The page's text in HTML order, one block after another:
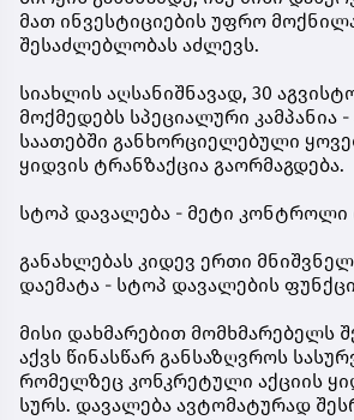
მათ ინვესტიციების უფრო
შესაძლებლობას აძლევს.
სიახლის აღსანიშნავად, 30
მოქმედებს სპეციალური კამპანია -
საათებში განხორციელებული
ყიდვის ტრანზაქცია გაორმაგდება.
სტოპ დავალება - მეტი კონტროლი
განახლებას კიდევ ერთი
დაემატა - სტოპ დავალების
მისი დახმარებით მომხმარებელს
აქვს წინასწარ განსაზღვროს
რომელზეც კონკრეტული აქციის
სურს. დავალება ავტომატურად